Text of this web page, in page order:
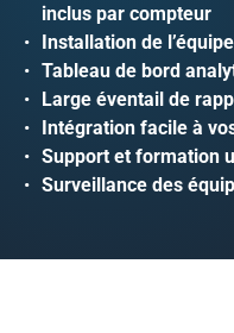
inclus par compteur
Installation de
Tableau de bord
Large éventail de
Intégration facile à
Support et formation
Surveillance des